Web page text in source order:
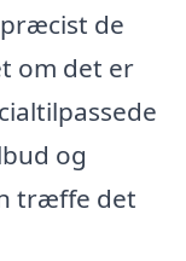
de
om det er
og
træffe det